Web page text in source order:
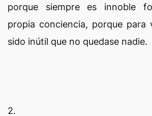
porque siempre es innoble
propia conciencia, porque para
sido inútil que no quedase nadie.
2.